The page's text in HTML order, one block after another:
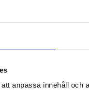
anpassa innehåll